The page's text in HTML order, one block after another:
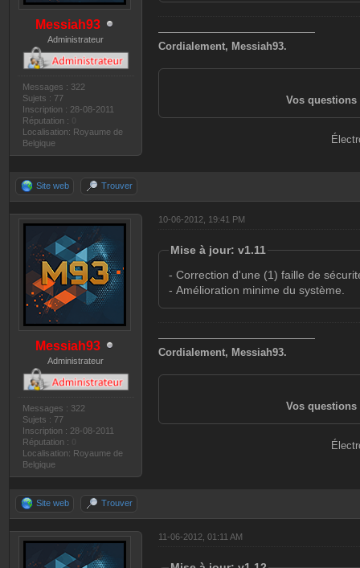
Messiah93
Administrateur
Messages : 322
Sujets : 77
Inscription : 28-08-2011
Réputation :
Localisation: Royaume de
Belgique
———————————————
Cordialement, Messiah93.
Vos questions
Site web Trouver
Messiah93
Administrateur
Messages : 322
Sujets : 77
Inscription : 28-08-2011
Réputation :
Localisation: Royaume de
Belgique
10-06-2012, 19:41 PM
Mise à jour: v1.11
- Correction d'une (1) faille de
- Amélioration minime du système.
———————————————
Cordialement, Messiah93.
Vos questions
Site web Trouver
11-06-2012, 01:11 AM